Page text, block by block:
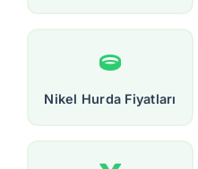
Nikel Hurda Fiyatları